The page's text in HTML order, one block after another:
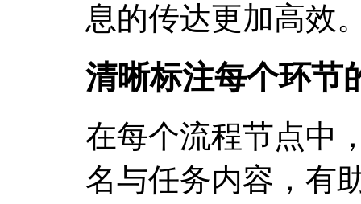
息的传达更加高效
清晰标注每个环节
在每个流程节点中
名与任务内容，有